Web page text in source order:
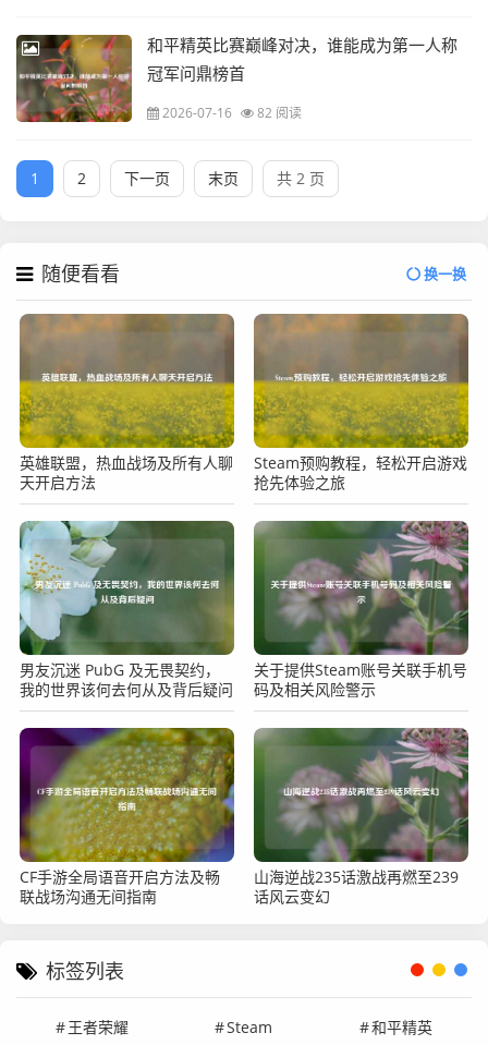
和平精英比赛巅峰对决，谁能成为第一人称
冠军问鼎榜首
2026-07-16 82 阅读
1 2 下一页 末页 共 2 页
随便看看 换一换
英雄联盟，热血战场及所有人聊
天开启方法
Steam预购教程，轻松开启游戏
抢先体验之旅
男友沉迷 PubG 及无畏契约，
我的世界该何去何从及背后疑问
关于提供Steam账号关联手机号
码及相关风险警示
CF手游全局语音开启方法及畅
联战场沟通无间指南
山海逆战235话激战再燃至239
话风云变幻
标签列表
王者荣耀 Steam 和平精英